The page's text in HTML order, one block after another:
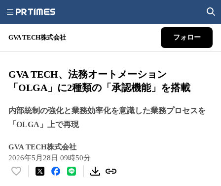
GVA TECH株式会社 フォロー
GVA TECH、法務オートメーション
「OLGA」に2種類の「承認機能」を搭載
内部統制の強化と業務効率化を意識した業務プロセスを
「OLGA」上で再現
GVA TECH株式会社
2026年5月28日 09時50分
い